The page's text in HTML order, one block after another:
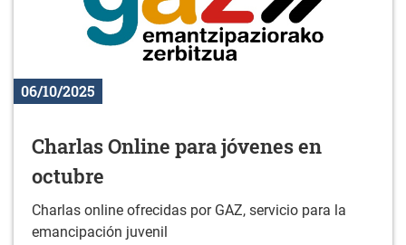
06/10/2025
Charlas Online para jóvenes en
octubre
Charlas online ofrecidas por GAZ, servicio para la
emancipación juvenil